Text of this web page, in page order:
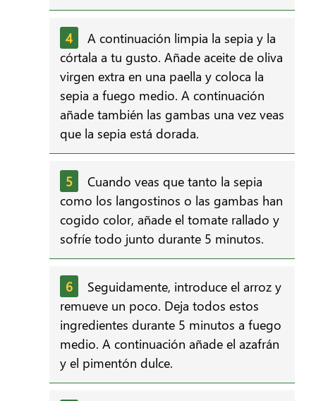
A continuación limpia la sepia y la
córtala a tu gusto. Añade aceite de oliva
virgen extra en una paella y coloca la
sepia a fuego medio. A continuación
añade también las gambas una vez veas
que la sepia está dorada.
Cuando veas que tanto la sepia
como los langostinos o las gambas han
cogido color, añade el tomate rallado y
sofríe todo junto durante 5 minutos.
Seguidamente, introduce el arroz y
remueve un poco. Deja todos estos
ingredientes durante 5 minutos a fuego
medio. A continuación añade el azafrán
y el pimentón dulce.